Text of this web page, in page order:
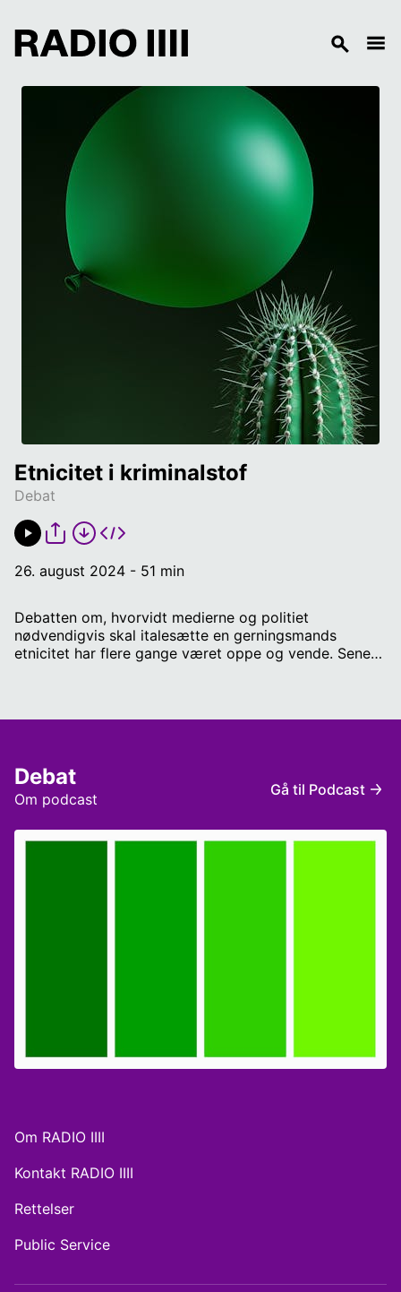
Debat
Etnicitet i kriminalstof
26. august 2024 - 51 min
Debatten om, hvorvidt medierne og politiet
nødvendigvis skal italesætte en gerningsmands
etnicitet har flere gange været oppe og vende. Senest
være et krav om, at politiet offentliggør etniciteten på
Medvirkende: Mikkel Bjørn (DF), Jan Schoubye
(Chefredaktør for Aarhus Stiftstidende), Maria Bendix
Vært: Kasper Harboe
Om podcast
Debat Gå til Podcast
Om RADIO IIII
Kontakt RADIO IIII
Rettelser
Public Service